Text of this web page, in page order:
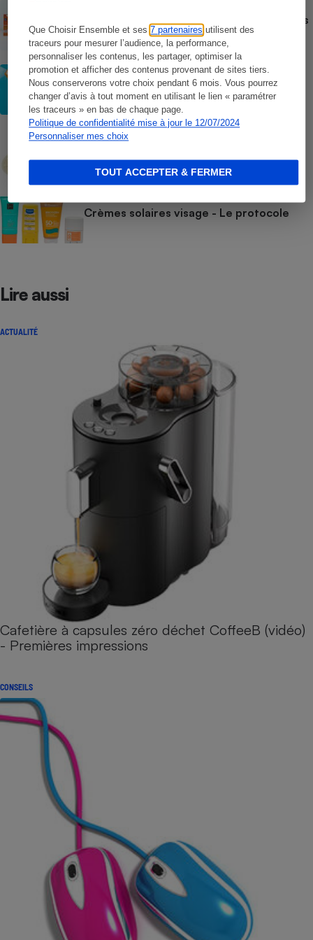
Que Choisir Ensemble et ses7 partenaires utilisent des
traceurs pour mesurer l’audience, la performance,
personnaliser les contenus, les partager, optimiser la
promotion et afficher des contenus provenant de sites tiers.
Nous conserverons votre choix pendant 6 mois. Vous pourrez
changer d’avis à tout moment en utilisant le lien « paramétrer
les traceurs » en bas de chaque page.
Politique de confidentialité mise à jour le 12/07/2024
Personnaliser mes choix
TOUT ACCEPTER & FERMER
Crèmes solaires - Le bilan désastreux des
plateformes chinoises
CONSEILS
Crèmes solaires - Les logos à la loupe
COMMENT NOUS TESTONS
Crèmes solaires visage - Le protocole
Lire aussi
ACTUALITÉ
Cafetière à capsules zéro déchet CoffeeB (vidéo)
- Premières impressions
CONSEILS